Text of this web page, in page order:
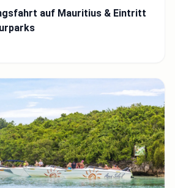
auf Mauritius & Eintritt